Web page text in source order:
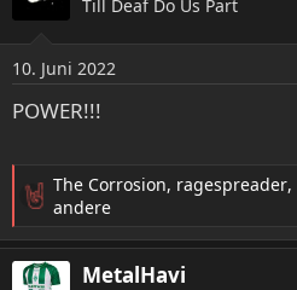
n
e
n
Till Deaf Do Us Part
10. Juni 2022
POWER!!!
R
a
k
The Corrosion, ragespreader,
andere
MetalHavi